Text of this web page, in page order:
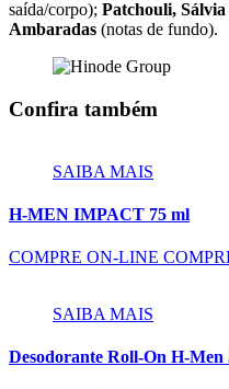
saída/corpo); Patchouli, Sálvia
Ambaradas (notas de fundo).
Confira também
SAIBA MAIS
H-MEN IMPACT 75 ml
COMPRE ON-LINE
SAIBA MAIS
Desodorante Roll-On H-Men